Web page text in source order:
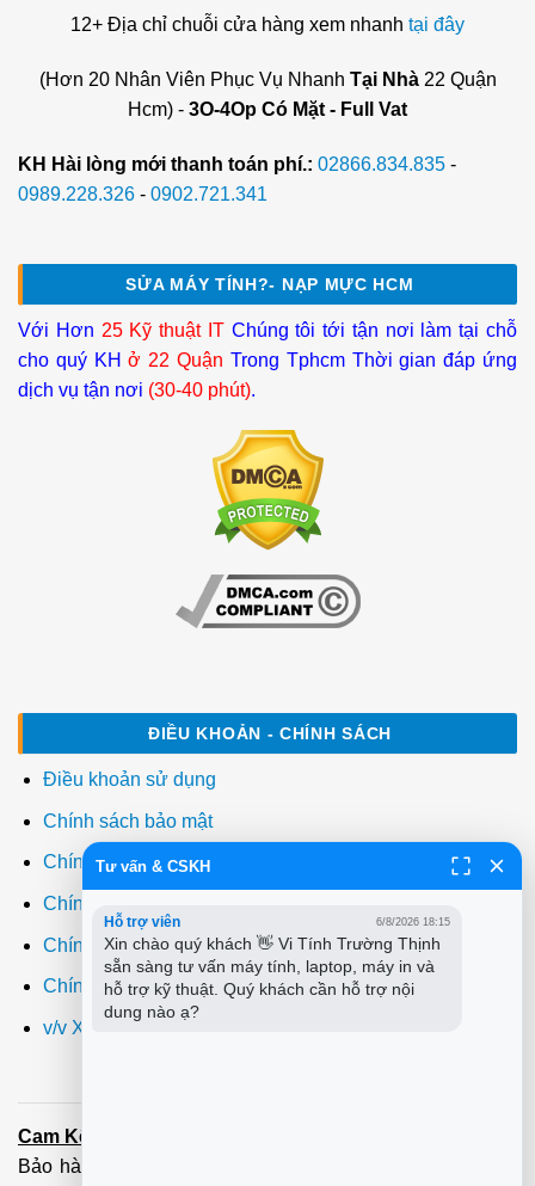
12+ Địa chỉ chuỗi cửa hàng xem nhanh tại đây
(Hơn 20 Nhân Viên Phục Vụ Nhanh Tại Nhà22 Quận
Hcm) - 3O-4Op Có Mặt - Full Vat
KH Hài lòng mới thanh toán phí.: 02866.834.835 -
0989.228.326 - 0902.721.341
SỬA MÁY TÍNH?- NẠP MỰC HCM
Với Hơn 25 Kỹ thuật ITChúng tôi tới tận nơi làm tại chỗ
cho quý KHở 22 Quận Trong Tphcm Thời gian đáp ứng
dịch vụ tận nơi (30-40 phút).
ĐIỀU KHOẢN - CHÍNH SÁCH
Điều khoản sử dụng
Chính sách bảo mật
Chính sách thanh toán
Chính sách giao hàng
Chính sách đổi trả
Chính sách bảo hành
v/v Xuất hóa đơn đỏ VAT
Cam Kết:
Bảo hành tận tâm - Xuất hóa đơn đỏ đầy đủ
Tư vấn & CSKH
Hỗ trợ viên 6/8/2026 18:15
Xin chào quý khách 👋 Vi Tính Trường Thịnh
sẵn sàng tư vấn máy tính, laptop, máy in và
hỗ trợ kỹ thuật. Quý khách cần hỗ trợ nội
dung nào ạ?